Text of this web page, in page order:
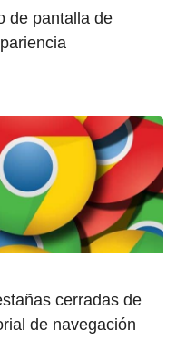
de pantalla de
cerradas de
de navegación